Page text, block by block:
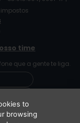
time
que a gente te liga.
to
browsing